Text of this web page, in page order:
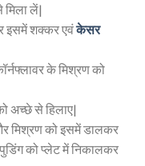
लें|
इसमें शक्कर एवंकेसर
के मिश्रण को
अच्छे से हिलाए|
मिश्रण को इसमें डालकर
को प्लेट में निकालकर